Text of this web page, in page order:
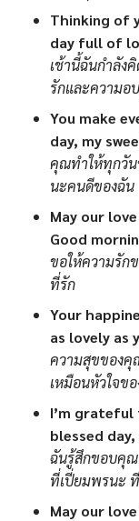
Thinking of
day full of
เช้านี้ฉันกำลัง
รักและความอ
You make
day, my
คุณทำให้ทุกวัน
นะคนดีของฉัน
May our
Good
ขอให้ความรัก
ที่รัก
Your
as lovely as
ความสุขของ
เหมือนหัวใจข
I’m grateful
blessed
ฉันรู้สึกขอบคุณ
ที่เปี่ยมพรนะ
May our